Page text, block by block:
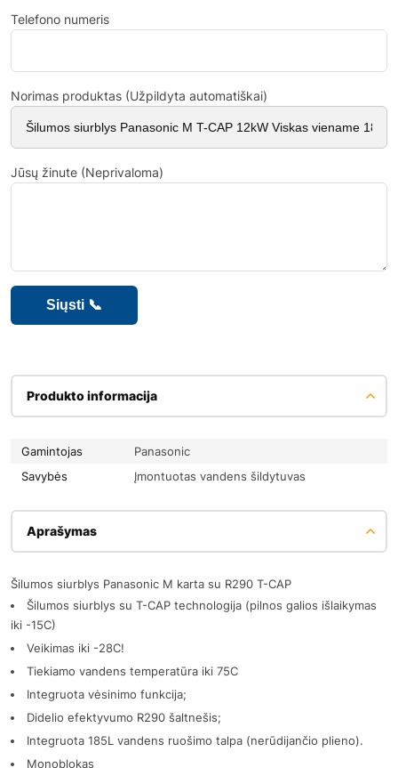
Telefono numeris
Norimas produktas (Užpildyta automatiškai)
Jūsų žinute (Neprivaloma)
Produkto informacija
Gamintojas
Panasonic
Savybės
Įmontuotas vandens šildytuvas
Aprašymas
Šilumos siurblys Panasonic M karta su R290 T-CAP
Šilumos siurblys su T-CAP technologija (pilnos galios išlaikymas
iki -15C)
Veikimas iki -28C!
Tiekiamo vandens temperatūra iki 75C
Integruota vėsinimo funkcija;
Didelio efektyvumo R290 šaltnešis;
Integruota 185L vandens ruošimo talpa (nerūdijančio plieno).
Monoblokas